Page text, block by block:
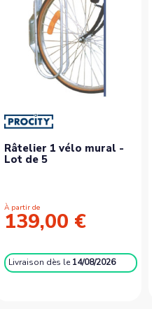
Râtelier 1 vélo mural -
Lot de 5
À partir de
139,00 €
Livraison dès le 14/08/2026